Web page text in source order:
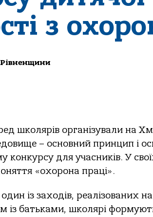
з
школярів організували на
– основний принцип і
конкурсу для учасників. У
«охорона праці».
із заходів, реалізованих
із батьками, школярі